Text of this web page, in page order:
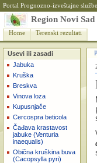
Portal Prognozno-izveštajne
Region Novi Sad
Home Terenski rezultati
Usevi ili zasadi
Jabuka
Kruška
Breskva
Vinova loza
Kupusnjače
Cercospra beticola
Čađava krastavost
jabuke (Venturia
inaequalis)
Obična kruškina buva
(Cacopsylla pyri)